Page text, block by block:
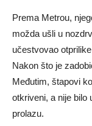
Prema Metrou,
možda ušli u
učestvovao
Nakon što je
Međutim, štapovi
otkriveni, a nije bilo
prolazu.